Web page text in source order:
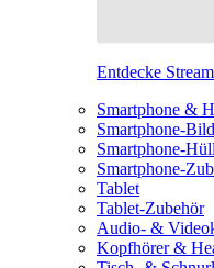
Entdecke
Smartphone &
Smartphone-
Smartphone-
Smartphone-
Tablet
Tablet-Zubehör
Audio- &
Kopfhörer &